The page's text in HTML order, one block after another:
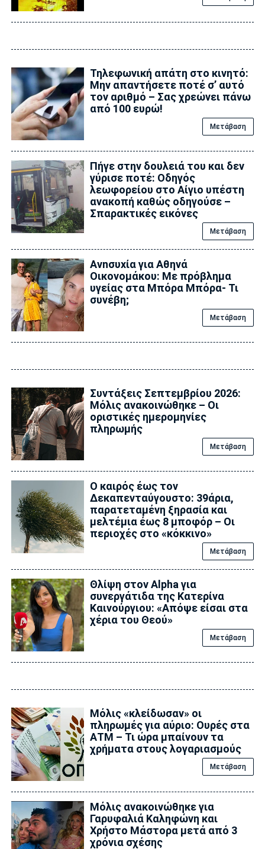
Τηλεφωνική απάτη στο κινητό:
Μην απαντήσετε ποτέ σ’ αυτό
τον αριθμό – Σας χρεώνει πάνω
από 100 ευρώ!
Μετάβαση
Πήγε στην δουλειά του και δεν
γύρισε ποτέ: Οδηγός
λεωφορείου στο Αίγιο υπέστη
ανακοπή καθώς οδηγούσε –
Σπαρακτικές εικόνες
Μετάβαση
Ανnσυxία για Αθηνά
Οικονομάκου: Με πρόβλημα
υγείας στα Μπόρα Μπόρα- Τι
συνέβη;
Μετάβαση
Συντάξεις Σεπτεμβρίου 2026:
Μόλις ανακοινώθηκε – Οι
οριστικές ημερομηνίες
πληρωμής
Μετάβαση
Ο καιρός έως τον
Δεκαπενταύγουστο: 39άρια,
παρατεταμένη ξηρασία και
μελτέμια έως 8 μποφόρ – Οι
περιοχές στο «κόκκινο»
Μετάβαση
Θλίψη στον Alpha για
συνεργάτιδα της Κατερίνα
Καινούργιου: «Απόψε είσαι στα
χέρια του Θεού»
Μετάβαση
Μόλις «κλείδωσαν» οι
πληρωμές για αύριο: Ουρές στα
ΑΤΜ – Τι ώρα μπαίνουν τα
χρήματα στους λογαριασμούς
Μετάβαση
Μόλις ανακοινώθηκε για
Γαρυφαλιά Καληφώνη και
Χρήστο Μάστορα μετά από 3
χρόνια σχέσης